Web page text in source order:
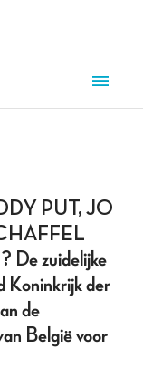
PUT, JO
De zuidelijke
Koninkrijk der
de
België voor